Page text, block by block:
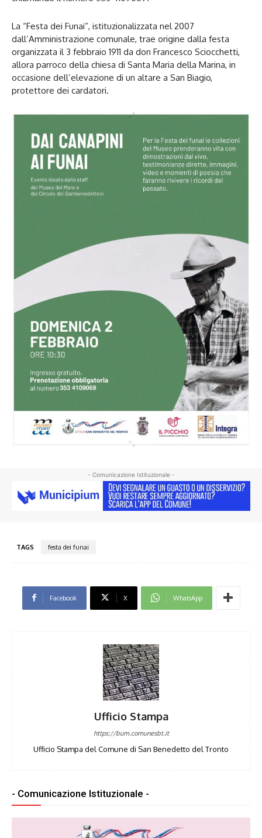
La “Festa dei Funai”, istituzionalizzata nel 2007
dall’Amministrazione comunale, trae origine dalla festa
organizzata il 3 febbraio 1911 da don Francesco Sciocchetti,
allora parroco della chiesa di Santa Maria della Marina, in
occasione dell’elevazione di un altare a San Biagio,
protettore dei cardatori.
- Comunicazione Istituzionale -
TAGS festa dei funai
Facebook X WhatsApp
Ufficio Stampa
https://bum.comunesbt.it
Ufficio Stampa del Comune di San Benedetto del Tronto
- Comunicazione Istituzionale -